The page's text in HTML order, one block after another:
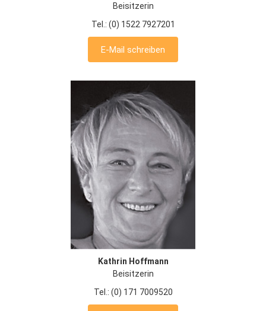
Beisitzerin
Tel.: (0) 1522 7927201
E-Mail schreiben
Kathrin Hoffmann
Beisitzerin
Tel.: (0) 171 7009520